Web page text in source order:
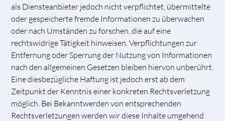
als Diensteanbieter jedoch nicht verpflichtet, übermittelte
oder gespeicherte fremde Informationen zu überwachen
oder nach Umständen zu forschen, die auf eine
rechtswidrige Tätigkeit hinweisen. Verpflichtungen zur
Entfernung oder Sperrung der Nutzung von Informationen
nach den allgemeinen Gesetzen bleiben hiervon unberührt.
Eine diesbezügliche Haftung ist jedoch erst ab dem
Zeitpunkt der Kenntnis einer konkreten Rechtsverletzung
möglich. Bei Bekanntwerden von entsprechenden
Rechtsverletzungen werden wir diese Inhalte umgehend